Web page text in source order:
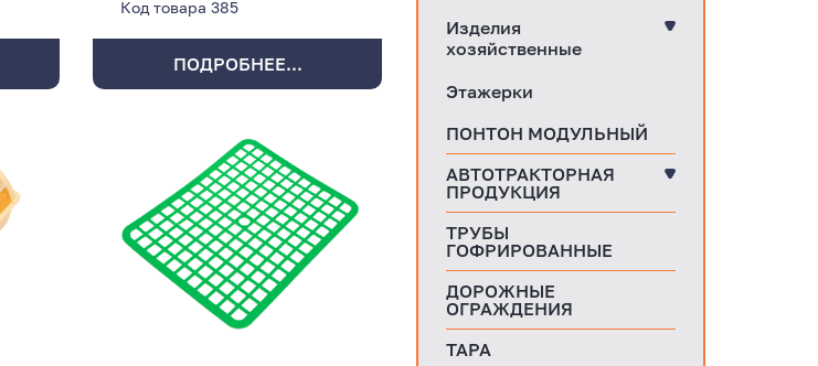
Код товара 385
ПОДРОБНЕЕ...
Изделия
хозяйственные
Этажерки
ПОНТОН МОДУЛЬНЫЙ
АВТОТРАКТОРНАЯ
ПРОДУКЦИЯ
ТРУБЫ
ГОФРИРОВАННЫЕ
ДОРОЖНЫЕ
ОГРАЖДЕНИЯ
ТАРА